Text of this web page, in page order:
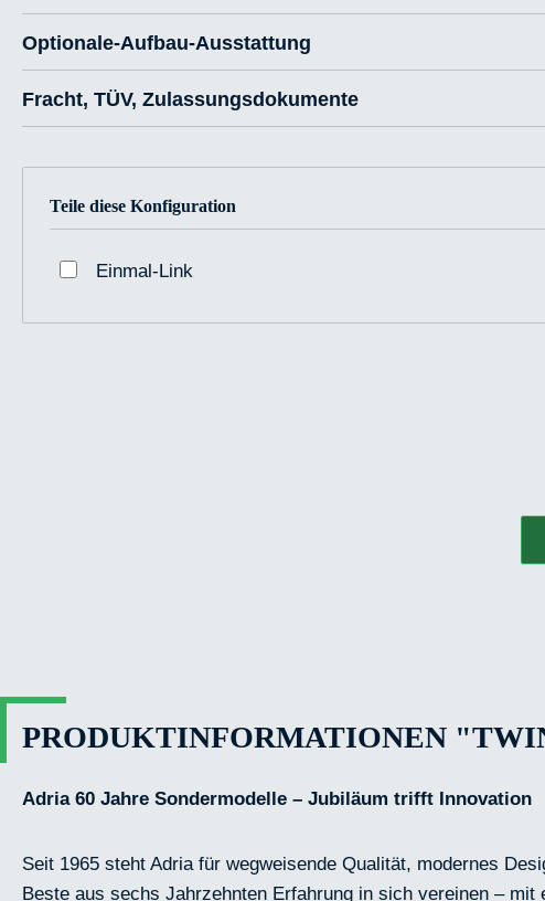
Optionale-Aufbau-Ausstattung
Fracht, TÜV, Zulassungsdokumente
Teile diese Konfiguration
Einmal-Link
PRODUKTINFORMATIONEN
Adria 60 Jahre Sondermodelle – Jubiläum trifft Innovation
Seit 1965 steht Adria für wegweisende Qualität, modernes
Beste aus sechs Jahrzehnten Erfahrung in sich vereinen –